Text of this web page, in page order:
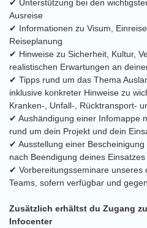
✔ Unterstützung bei den
Ausreise
✔ Informationen zu Visum,
Reiseplanung
✔ Hinweise zu Sicherheit, Kultur,
realistischen Erwartungen an
✔ Tipps rund um das Thema
inklusive konkreter Hinweise zu
Kranken-, Unfall-, Rücktransport-
✔ Aushändigung einer Infomappe
rund um dein Projekt und dein
✔ Ausstellung einer
nach Beendigung deines Einsatzes
✔ Vorbereitungsseminare unseres
Teams, sofern verfügbar und
Zusätzlich erhältst du Zugang
Infocenter